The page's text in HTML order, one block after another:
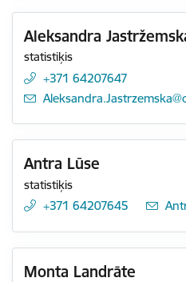
Aleksandra
statistiķis
+371 64207647
E-pasts:
Antra Lūse
statistiķis
+371 64207645
E-
Monta Landrāte